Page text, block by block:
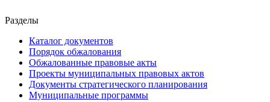
Разделы
Каталог документов
Порядок обжалования
Обжалованные правовые акты
Проекты муниципальных правовых актов
Документы стратегического планирования
Муниципальные программы